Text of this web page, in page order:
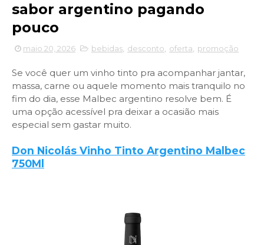
sabor argentino pagando
pouco
maio 20, 2026 bebidas desconto oferta promoção
Se você quer um vinho tinto pra acompanhar jantar,
massa, carne ou aquele momento mais tranquilo no
fim do dia, esse Malbec argentino resolve bem. É
uma opção acessível pra deixar a ocasião mais
especial sem gastar muito.
Don Nicolás Vinho Tinto Argentino Malbec
750Ml